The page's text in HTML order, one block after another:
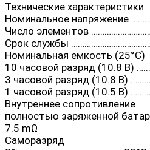
Технические характеристики
Номинальное напряжение
Число элементов
Срок службы
Номинальная емкость (25°C)
10 часовой разряд (10.8 В)
3 часовой разряд (10.8 В)
1 часовой разряд (10.5 В)
Внутреннее сопротивление
полностью заряженной
7.5 mΩ
Саморазряд